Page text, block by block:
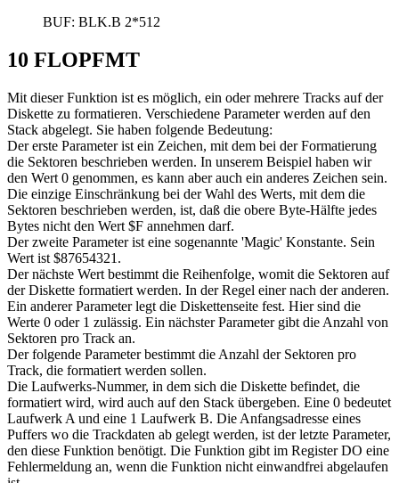
BUF: BLK.B 2*512
10 FLOPFMT
Mit dieser Funktion ist es möglich, ein oder mehrere Tracks auf der
Diskette zu formatieren. Verschiedene Parameter werden auf den
Stack abgelegt. Sie haben folgende Bedeutung:
Der erste Parameter ist ein Zeichen, mit dem bei der Formatierung
die Sektoren beschrieben werden. In unserem Beispiel haben wir
den Wert 0 genommen, es kann aber auch ein anderes Zeichen sein.
Die einzige Einschränkung bei der Wahl des Werts, mit dem die
Sektoren beschrieben werden, ist, daß die obere Byte-Hälfte jedes
Bytes nicht den Wert $F annehmen darf.
Der zweite Parameter ist eine sogenannte 'Magic' Konstante. Sein
Wert ist $87654321.
Der nächste Wert bestimmt die Reihenfolge, womit die Sektoren auf
der Diskette formatiert werden. In der Regel einer nach der anderen.
Ein anderer Parameter legt die Diskettenseite fest. Hier sind die
Werte 0 oder 1 zulässig. Ein nächster Parameter gibt die Anzahl von
Sektoren pro Track an.
Der folgende Parameter bestimmt die Anzahl der Sektoren pro
Track, die formatiert werden sollen.
Die Laufwerks-Nummer, in dem sich die Diskette befindet, die
formatiert wird, wird auch auf den Stack übergeben. Eine 0 bedeutet
Laufwerk A und eine 1 Laufwerk B. Die Anfangsadresse eines
Puffers wo die Trackdaten ab gelegt werden, ist der letzte Parameter,
den diese Funktion benötigt. Die Funktion gibt im Register DO eine
Fehlermeldung an, wenn die Funktion nicht einwandfrei abgelaufen